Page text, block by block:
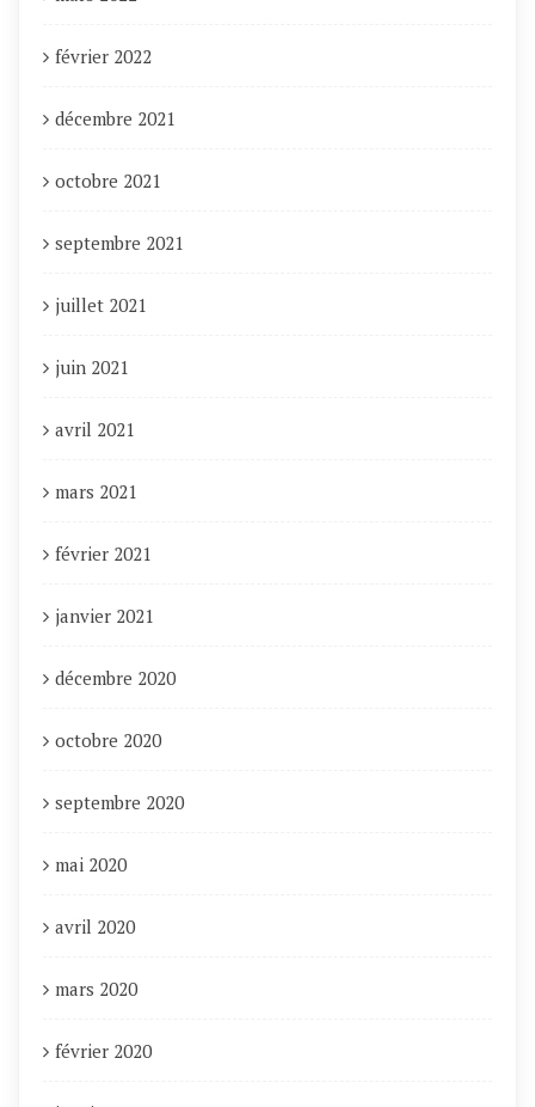
février 2022
décembre 2021
octobre 2021
septembre 2021
juillet 2021
juin 2021
avril 2021
mars 2021
février 2021
janvier 2021
décembre 2020
octobre 2020
septembre 2020
mai 2020
avril 2020
mars 2020
février 2020